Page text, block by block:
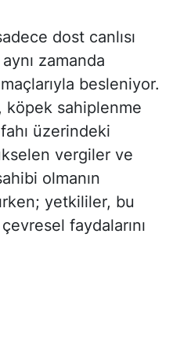
dost canlısı
zamanda
besleniyor.
köpek sahiplenme
üzerindeki
vergiler ve
olmanın
yetkililer, bu
faydalarını